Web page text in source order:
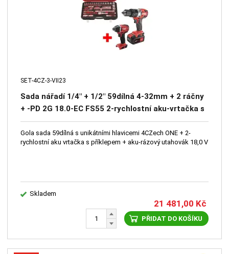
SET-4CZ-3-VII23
Sada nářadí 1/4" + 1/2" 59dílná 4-32mm + 2 ráčny
+ -PD 2G 18.0-EC FS55 2-rychlostní aku-vrtačka s
příklepem + ID 1/4" 18.0-EC aku-rázový utahovák
Gola sada 59dílná s unikátními hlavicemi 4CZech ONE + 2-
rychlostní aku vrtačka s příklepem + aku-rázový utahovák 18,0 V
Skladem
21 481,00 Kč
PŘIDAT DO KOŠÍKU